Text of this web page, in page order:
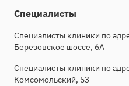
Специалисты
Специалисты клиники по
Березовское шоссе, 6А
Специалисты клиники по
Комсомольский, 53